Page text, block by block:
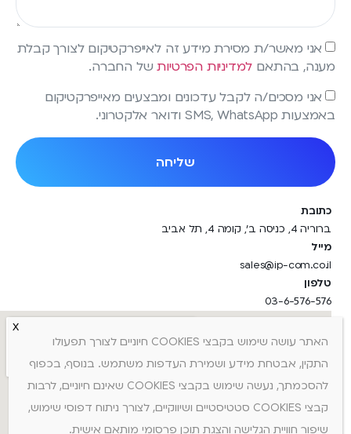
אני מאשר/ת מסירת מידע זה לאייפרקטיקום לצורך קבלת
מענה, בהתאם למדיניות הפרטיותשל החברה.
אני מסכים/ה לקבל עדכונים ומבצעים מאייפרקטיקום
באמצעות SMS, WhatsApp ודואר אלקטרוני.
שליחה
כתובת
ברוריה 4, כניסה ב', קומה 4, תל אביב
מייל
sales@ip-com.co.il
טלפון
03-6-576-576
האתר עושה שימוש בקבצי COOKIES חיוניים לצורך תפעולו
התקין, אבטחת מידע ושמירת העדפות משתמש. בנוסף, בכפוף
להסכמתך, נעשה שימוש בקבצי COOKIES שאינם חיוניים, לרבות
קבצי COOKIES סטטיסטיים ושיווקיים, לצורך ניתוח דפוסי שימוש,
שיפור חוויית הגלישה והצגת תוכן פרסומי מותאם אישית.